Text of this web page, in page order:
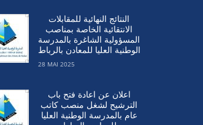
النتائج النهائية للمقابلات
الانتقائية الخاصة بمناصب
المسؤولية الشاغرة بالمدرسة
الوطنية العليا للمعادن بالرباط
28 MAI 2025
اعلان عن اعادة فتح باب
الترشيح لشغل منصب كاتب
عام بالمدرسة الوطنية العليا